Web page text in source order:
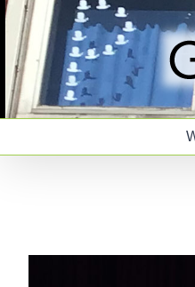
Zum
Inhalt
springen